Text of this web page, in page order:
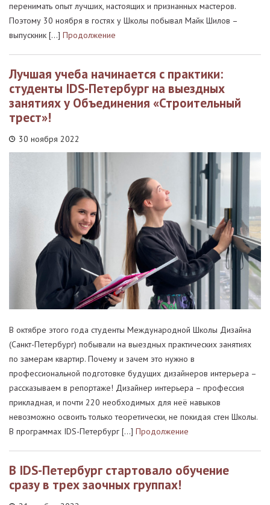
перенимать опыт лучших, настоящих и признанных мастеров.
Поэтому 30 ноября в гостях у Школы побывал Майк Шилов –
выпускник […] Продолжение
Лучшая учеба начинается с практики:
студенты IDS-Петербург на выездных
занятиях у Объединения «Строительный
трест»!
30 ноября 2022
В октябре этого года студенты Международной Школы Дизайна
(Санкт-Петербург) побывали на выездных практических занятиях
по замерам квартир. Почему и зачем это нужно в
профессиональной подготовке будущих дизайнеров интерьера –
рассказываем в репортаже! Дизайнер интерьера – профессия
прикладная, и почти 220 необходимых для неё навыков
невозможно освоить только теоретически, не покидая стен Школы.
В программах IDS-Петербург […] Продолжение
В IDS-Петербург стартовало обучение
сразу в трех заочных группах!